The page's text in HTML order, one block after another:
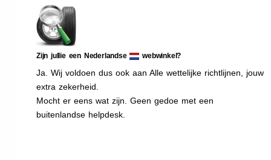
Zijn jullie een Nederlandse webwinkel?
Ja. Wij voldoen dus ook aan Alle wettelijke richtlijnen, jouw
extra zekerheid.
Mocht er eens wat zijn. Geen gedoe met een
buitenlandse helpdesk.